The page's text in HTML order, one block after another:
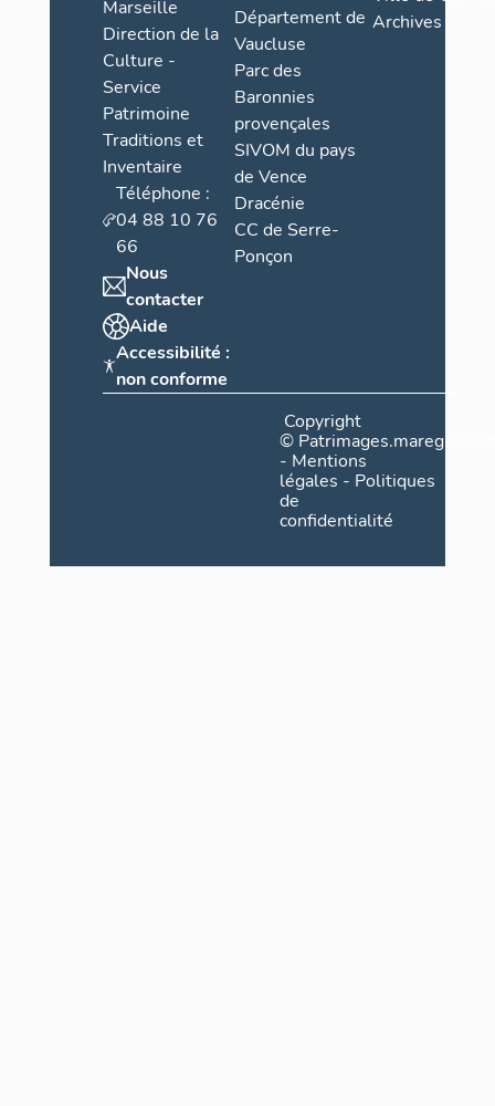
Marseille
Direction de la
Culture -
Service
Patrimoine
Traditions et
Inventaire
Téléphone :
04 88 10 76
66
Nous
contacter
Aide
Accessibilité :
non conforme
Département de
Vaucluse
Parc des
Baronnies
provençales
SIVOM du pays
de Vence
Dracénie
CC de Serre-
Ponçon
Archives
Copyright
©
- Mentions
légales - Politiques
de
confidentialité